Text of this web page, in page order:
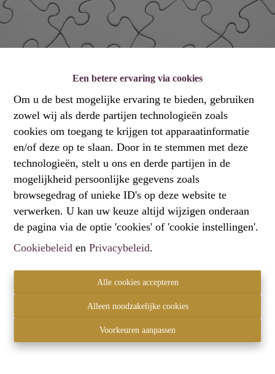
Een betere ervaring via cookies
Om u de best mogelijke ervaring te bieden, gebruiken
zowel wij als derde partijen technologieën zoals
cookies om toegang te krijgen tot apparaatinformatie
en/of deze op te slaan. Door in te stemmen met deze
technologieën, stelt u ons en derde partijen in de
mogelijkheid persoonlijke gegevens zoals
browsegedrag of unieke ID's op deze website te
verwerken. U kan uw keuze altijd wijzigen onderaan
de pagina via de optie 'cookies' of 'cookie instellingen'.
Cookiebeleid enPrivacybeleid.
Alle cookies accepteren
Alleen noodzakelijke cookies
Voorkeuren aanpassen
Oeps, deze pagina bestaat niet
meer
Te huur
Contact
Hartemberg Vastgoed
2820 Bonheiden
+32 472 61 60 00